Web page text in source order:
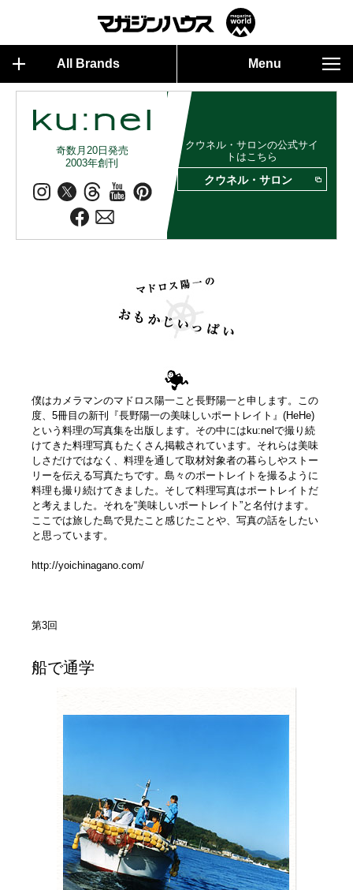
All Brands Menu
奇数月20日発売
2003年創刊
クウネル・サロンの公式サイ
トはこちら
クウネル・サロン
僕はカメラマンのマドロス陽一こと長野陽一と申します。この
度、5冊目の新刊『長野陽一の美味しいポートレイト』(HeHe)
という料理の写真集を出版します。その中にはku:nelで撮り続
けてきた料理写真もたくさん掲載されています。それらは美味
しさだけではなく、料理を通して取材対象者の暮らしやストー
リーを伝える写真たちです。島々のポートレイトを撮るように
料理も撮り続けてきました。そして料理写真はポートレイトだ
と考えました。それを“美味しいポートレイト”と名付けます。
ここでは旅した島で見たこと感じたことや、写真の話をしたい
と思っています。
http://yoichinagano.com/
第3回
船で通学